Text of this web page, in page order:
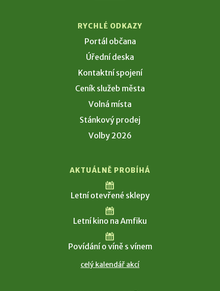
RYCHLÉ ODKAZY
Portál občana
Úřední deska
Kontaktní spojení
Ceník služeb města
Volná místa
Stánkový prodej
Volby 2026
AKTUÁLNĚ PROBÍHÁ
Letní otevřené sklepy
Letní kino na Amfiku
Povídání o víně s vínem
celý kalendář akcí